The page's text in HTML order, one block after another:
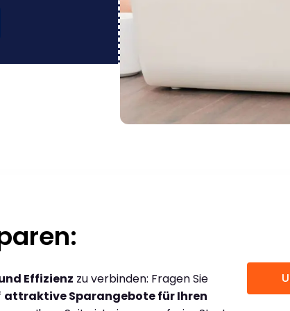
Effizienz zu verbinden: Fragen Sie
attraktive Sparangebote für Ihren